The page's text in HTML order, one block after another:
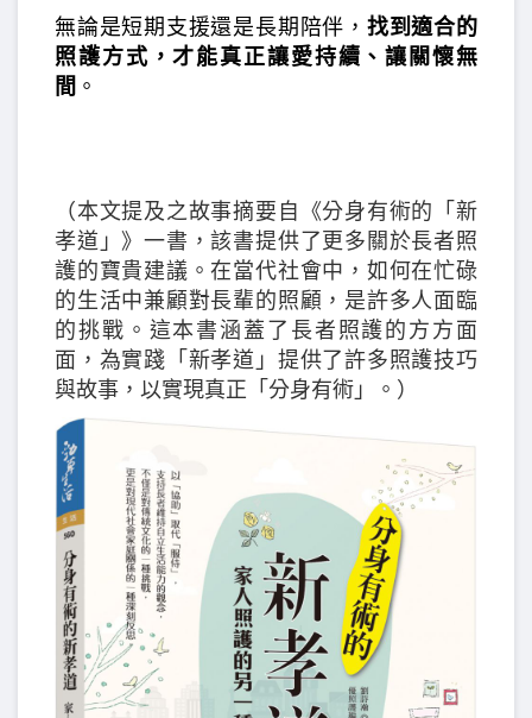
無論是短期支援還是長期陪伴， 找到適合的
照護方式，才能真正讓愛持續、讓關懷無
間 。
（本文提及之故事摘要自《分身有術的「新
孝道」》一書，該書提供了更多關於長者照
護的寶貴建議。在當代社會中，如何在忙碌
的生活中兼顧對長輩的照顧，是許多人面臨
的挑戰。這本書涵蓋了長者照護的方方面
面，為實踐「新孝道」提供了許多照護技巧
與故事，以實現真正「分身有術」。）